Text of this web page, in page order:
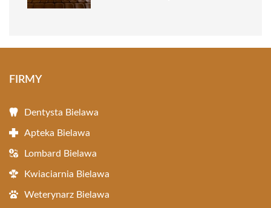
FIRMY
Dentysta Bielawa
Apteka Bielawa
Lombard Bielawa
Kwiaciarnia Bielawa
Weterynarz Bielawa